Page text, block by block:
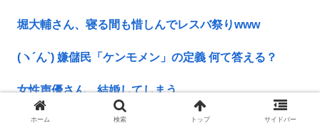
堀大輔さん、寝る間も惜しんでレスバ祭りwww
(ヽ´ん`) 嫌儲民「ケンモメン」の定義 何て答える？
女性声優さん、結婚してしまう
一般的薄毛男性「ボクもイケメンになれますか…？」
ホーム 検索 トップ サイドバー